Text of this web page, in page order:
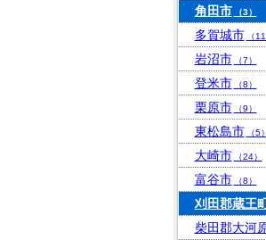
角田市 （3）
多賀城市 （11
岩沼市 （7）
登米市 （8）
栗原市 （9）
東松島市 （5）
大崎市 （24）
富谷市 （8）
刈田郡蔵王
柴田郡大河